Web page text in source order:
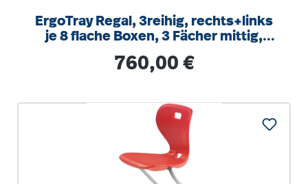
ErgoTray Regal, 3reihig, rechts+links
je 8 flache Boxen, 3 Fächer mittig,
Regulärer Preis:
760,00 €